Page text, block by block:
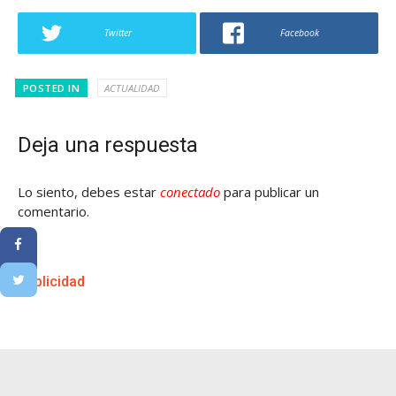
Twitter Facebook
POSTED IN ACTUALIDAD
Deja una respuesta
Lo siento, debes estar conectado para publicar un
comentario.
Publicidad